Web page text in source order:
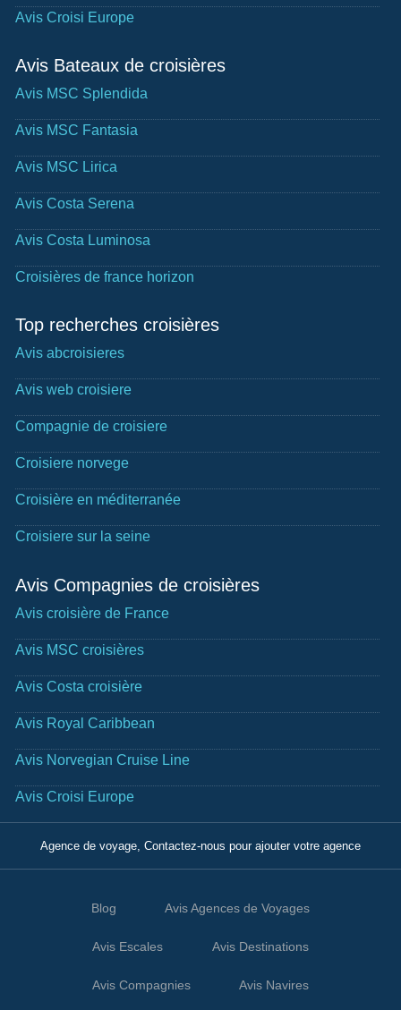
Avis Croisi Europe
Avis Bateaux de croisières
Avis MSC Splendida
Avis MSC Fantasia
Avis MSC Lirica
Avis Costa Serena
Avis Costa Luminosa
Croisières de france horizon
Top recherches croisières
Avis abcroisieres
Avis web croisiere
Compagnie de croisiere
Croisiere norvege
Croisière en méditerranée
Croisiere sur la seine
Avis Compagnies de croisières
Avis croisière de France
Avis MSC croisières
Avis Costa croisière
Avis Royal Caribbean
Avis Norvegian Cruise Line
Avis Croisi Europe
Agence de voyage, Contactez-nous pour ajouter votre agence
Blog Avis Agences de Voyages
Avis Escales Avis Destinations
Avis Compagnies Avis Navires